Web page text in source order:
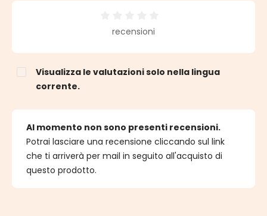
Valutazione media di 0 su 5 stelle
recensioni
Visualizza le valutazioni solo nella lingua
corrente.
Al momento non sono presenti recensioni.
Potrai lasciare una recensione cliccando sul link
che ti arriverà per mail in seguito all'acquisto di
questo prodotto.